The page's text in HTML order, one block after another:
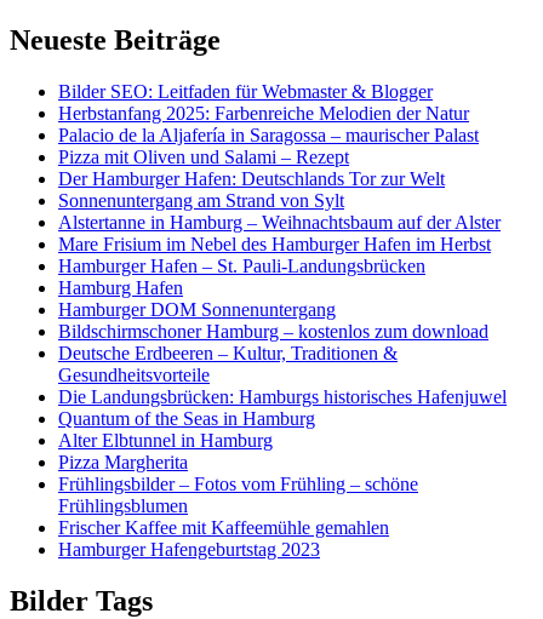
Neueste Beiträge
Bilder SEO: Leitfaden für Webmaster & Blogger
Herbstanfang 2025: Farbenreiche Melodien der Natur
Palacio de la Aljafería in Saragossa – maurischer Palast
Pizza mit Oliven und Salami – Rezept
Der Hamburger Hafen: Deutschlands Tor zur Welt
Sonnenuntergang am Strand von Sylt
Alstertanne in Hamburg – Weihnachtsbaum auf der Alster
Mare Frisium im Nebel des Hamburger Hafen im Herbst
Hamburger Hafen – St. Pauli-Landungsbrücken
Hamburg Hafen
Hamburger DOM Sonnenuntergang
Bildschirmschoner Hamburg – kostenlos zum download
Deutsche Erdbeeren – Kultur, Traditionen &
Gesundheitsvorteile
Die Landungsbrücken: Hamburgs historisches Hafenjuwel
Quantum of the Seas in Hamburg
Alter Elbtunnel in Hamburg
Pizza Margherita
Frühlingsbilder – Fotos vom Frühling – schöne
Frühlingsblumen
Frischer Kaffee mit Kaffeemühle gemahlen
Hamburger Hafengeburtstag 2023
Bilder Tags